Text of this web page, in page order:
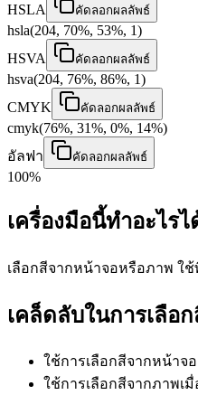
HSLA
คัดลอกผลลัพธ์
hsla(204, 70%, 53%, 1)
HSVA
คัดลอกผลลัพธ์
hsva(204, 76%, 86%, 1)
CMYK
คัดลอกผลลัพธ์
cmyk(76%, 31%, 0%, 14%)
อัลฟา
คัดลอกผลลัพธ์
100%
เครื่องมือนี้ทำอะไรไ
เลือกสีจากหน้าจอหรือภาพ ใช้
เคล็ดลับในการเลือ
ใช้การเลือกสีจากหน้าจ
ใช้การเลือกสีจากภาพเ